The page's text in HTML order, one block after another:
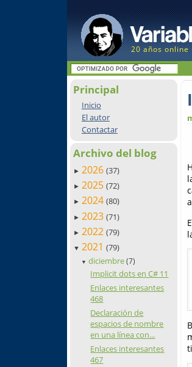
20 años online
Principal
Inicio
El autor
Contactar
Archivo del blog
► 2026 (37)
► 2025 (72)
► 2024 (80)
► 2023 (71)
► 2022 (79)
▼ 2021 (79)
▼ diciembre(7)
Implicit dots en C# 11
Enlaces interesantes
468
Declaración de
espacios de nombre
en una línea con...
Enlaces interesantes
467